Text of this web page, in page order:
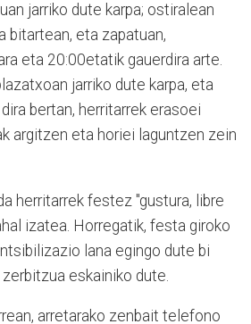
jarriko dute karpa; ostiralean
bitartean, eta zapatuan,
eta 20:00etatik gauerdira arte.
jarriko dute karpa, eta
bertan, herritarrek erasoei
argitzen eta horiei laguntzen zein
herritarrek festez "gustura, libre
izatea. Horregatik, festa giroko
lana egingo dute bi
eskainiko dute.
arretarako zenbait telefono